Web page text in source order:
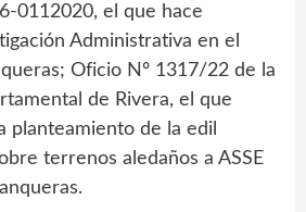
0112020, el que hace
Administrativa en el
Oficio Nº 1317/22 de la
de Rivera, el que
planteamiento de la edil
terrenos aledaños a ASSE